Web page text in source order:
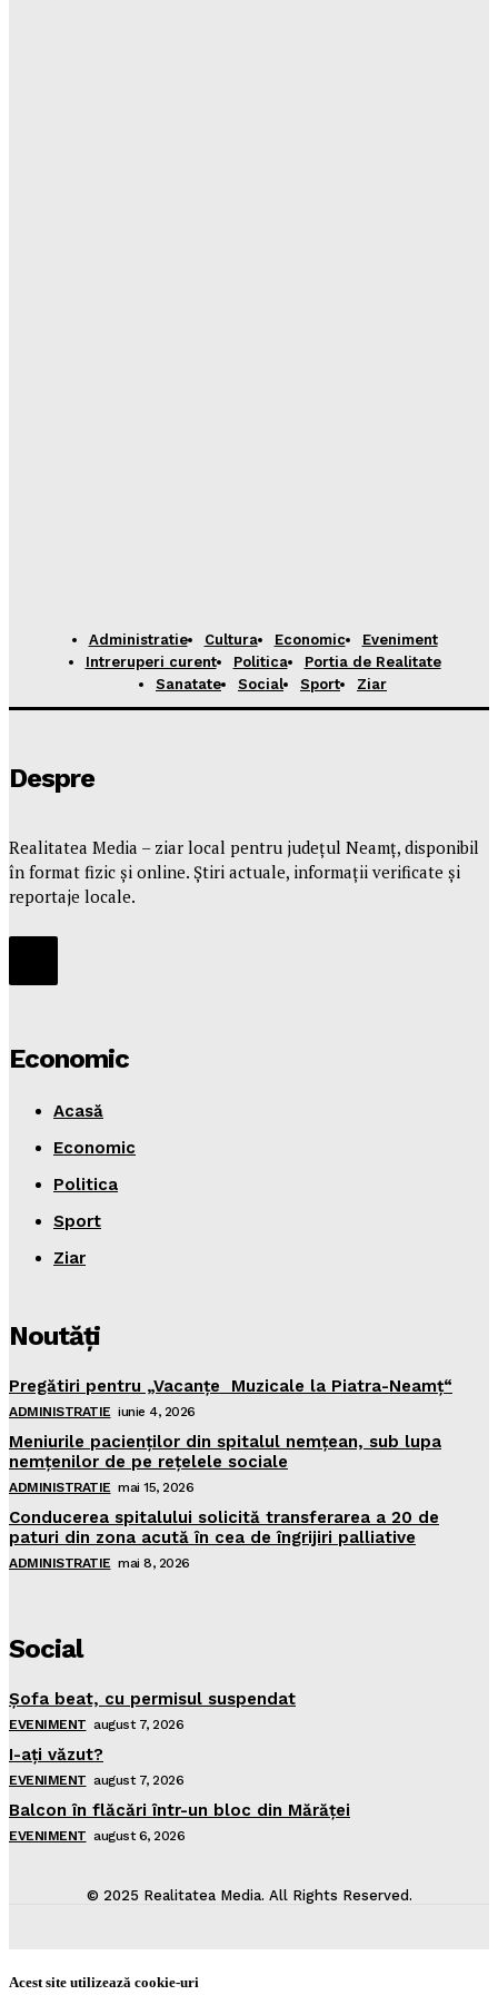
Administratie Cultura Economic
Eveniment
Intreruperi curent
Politica
Portia de Realitate
Sanatate
Social Sport Ziar
Despre
Realitatea Media – ziar local pentru județul Neamț, disponibil
în format fizic și online. Știri actuale, informații verificate și
reportaje locale.
Economic
Acasă
Economic
Politica
Sport
Ziar
Noutăţi
Pregătiri pentru „Vacanţe Muzicale la Piatra-Neamţ“
ADMINISTRATIE iunie 4, 2026
Meniurile pacienţilor din spitalul nemţean, sub lupa
nemţenilor de pe reţelele sociale
ADMINISTRATIE mai 15, 2026
Conducerea spitalului solicită transferarea a 20 de
paturi din zona acută în cea de îngrijiri palliative
ADMINISTRATIE mai 8, 2026
Social
Şofa beat, cu permisul suspendat
EVENIMENT august 7, 2026
I-aţi văzut?
EVENIMENT august 7, 2026
Balcon în flăcări într-un bloc din Mărăţei
EVENIMENT august 6, 2026
© 2025 Realitatea Media. All Rights Reserved.
Acest site utilizează cookie-uri